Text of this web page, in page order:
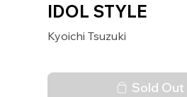
IDOL STYLE
Kyoichi Tsuzuki
Sold Out